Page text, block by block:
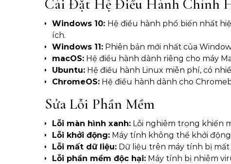
Cài Đặt Hệ Điều Hành Chính
Windows 10: Hệ điều hành phổ biến nhất
ích.
Windows 11: Phiên bản mới nhất của
macOS: Hệ điều hành dành riêng cho máy
Ubuntu: Hệ điều hành Linux miễn phí, có
ChromeOS: Hệ điều hành dành cho
Sửa Lỗi Phần Mềm
Lỗi màn hình xanh: Lỗi nghiêm trọng khiến
Lỗi khởi động: Máy tính không thể khởi
Lỗi mất dữ liệu: Dữ liệu trên máy tính bị
Lỗi phần mềm độc hại: Máy tính bị nhiễm